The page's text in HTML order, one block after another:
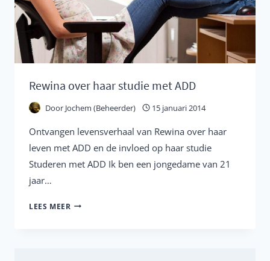
Rewina over haar studie met ADD
Door Jochem (Beheerder) 15 januari 2014
Ontvangen levensverhaal van Rewina over haar
leven met ADD en de invloed op haar studie
Studeren met ADD Ik ben een jongedame van 21
jaar…
LEES MEER REWINA